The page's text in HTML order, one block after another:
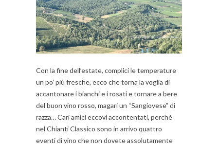
Con la fine dell’estate, complici le temperature
un po’ più fresche, ecco che torna la voglia di
accantonare i bianchi e i rosati e tornare a bere
del buon vino rosso, magari un “Sangiovese” di
razza… Cari amici eccovi accontentati, perché
nel Chianti Classico sono in arrivo quattro
eventi di vino che non dovete assolutamente